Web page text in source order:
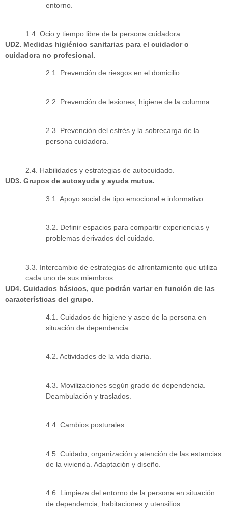
entorno.
1.4. Ocio y tiempo libre de la persona cuidadora.
UD2. Medidas higiénico sanitarias para el cuidador o
cuidadora no profesional.
2.1. Prevención de riesgos en el domicilio.
2.2. Prevención de lesiones, higiene de la columna.
2.3. Prevención del estrés y la sobrecarga de la
persona cuidadora.
2.4. Habilidades y estrategias de autocuidado.
UD3. Grupos de autoayuda y ayuda mutua.
3.1. Apoyo social de tipo emocional e informativo.
3.2. Definir espacios para compartir experiencias y
problemas derivados del cuidado.
3.3. Intercambio de estrategias de afrontamiento que utiliza
cada uno de sus miembros.
UD4. Cuidados básicos, que podrán variar en función de las
características del grupo.
4.1. Cuidados de higiene y aseo de la persona en
situación de dependencia.
4.2. Actividades de la vida diaria.
4.3. Movilizaciones según grado de dependencia.
Deambulación y traslados.
4.4. Cambios posturales.
4.5. Cuidado, organización y atención de las estancias
de la vivienda. Adaptación y diseño.
4.6. Limpieza del entorno de la persona en situación
de dependencia, habitaciones y utensilios.